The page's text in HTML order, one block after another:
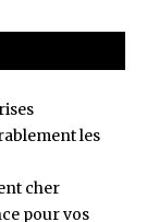
les
cher
pour vos